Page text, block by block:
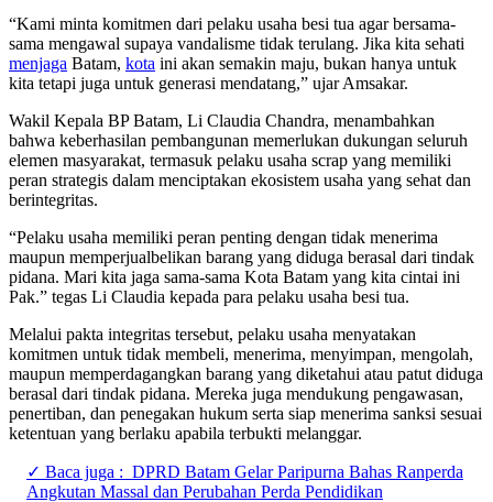
“Kami minta komitmen dari pelaku usaha besi tua agar bersama-
sama mengawal supaya vandalisme tidak terulang. Jika kita sehati
menjaga Batam, kota ini akan semakin maju, bukan hanya untuk
kita tetapi juga untuk generasi mendatang,” ujar Amsakar.
Wakil Kepala BP Batam, Li Claudia Chandra, menambahkan
bahwa keberhasilan pembangunan memerlukan dukungan seluruh
elemen masyarakat, termasuk pelaku usaha scrap yang memiliki
peran strategis dalam menciptakan ekosistem usaha yang sehat dan
berintegritas.
“Pelaku usaha memiliki peran penting dengan tidak menerima
maupun memperjualbelikan barang yang diduga berasal dari tindak
pidana. Mari kita jaga sama-sama Kota Batam yang kita cintai ini
Pak.” tegas Li Claudia kepada para pelaku usaha besi tua.
Melalui pakta integritas tersebut, pelaku usaha menyatakan
komitmen untuk tidak membeli, menerima, menyimpan, mengolah,
maupun memperdagangkan barang yang diketahui atau patut diduga
berasal dari tindak pidana. Mereka juga mendukung pengawasan,
penertiban, dan penegakan hukum serta siap menerima sanksi sesuai
ketentuan yang berlaku apabila terbukti melanggar.
✓ Baca juga : DPRD Batam Gelar Paripurna Bahas Ranperda
Angkutan Massal dan Perubahan Perda Pendidikan